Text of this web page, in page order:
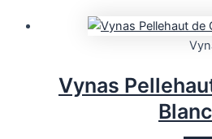
Vynas